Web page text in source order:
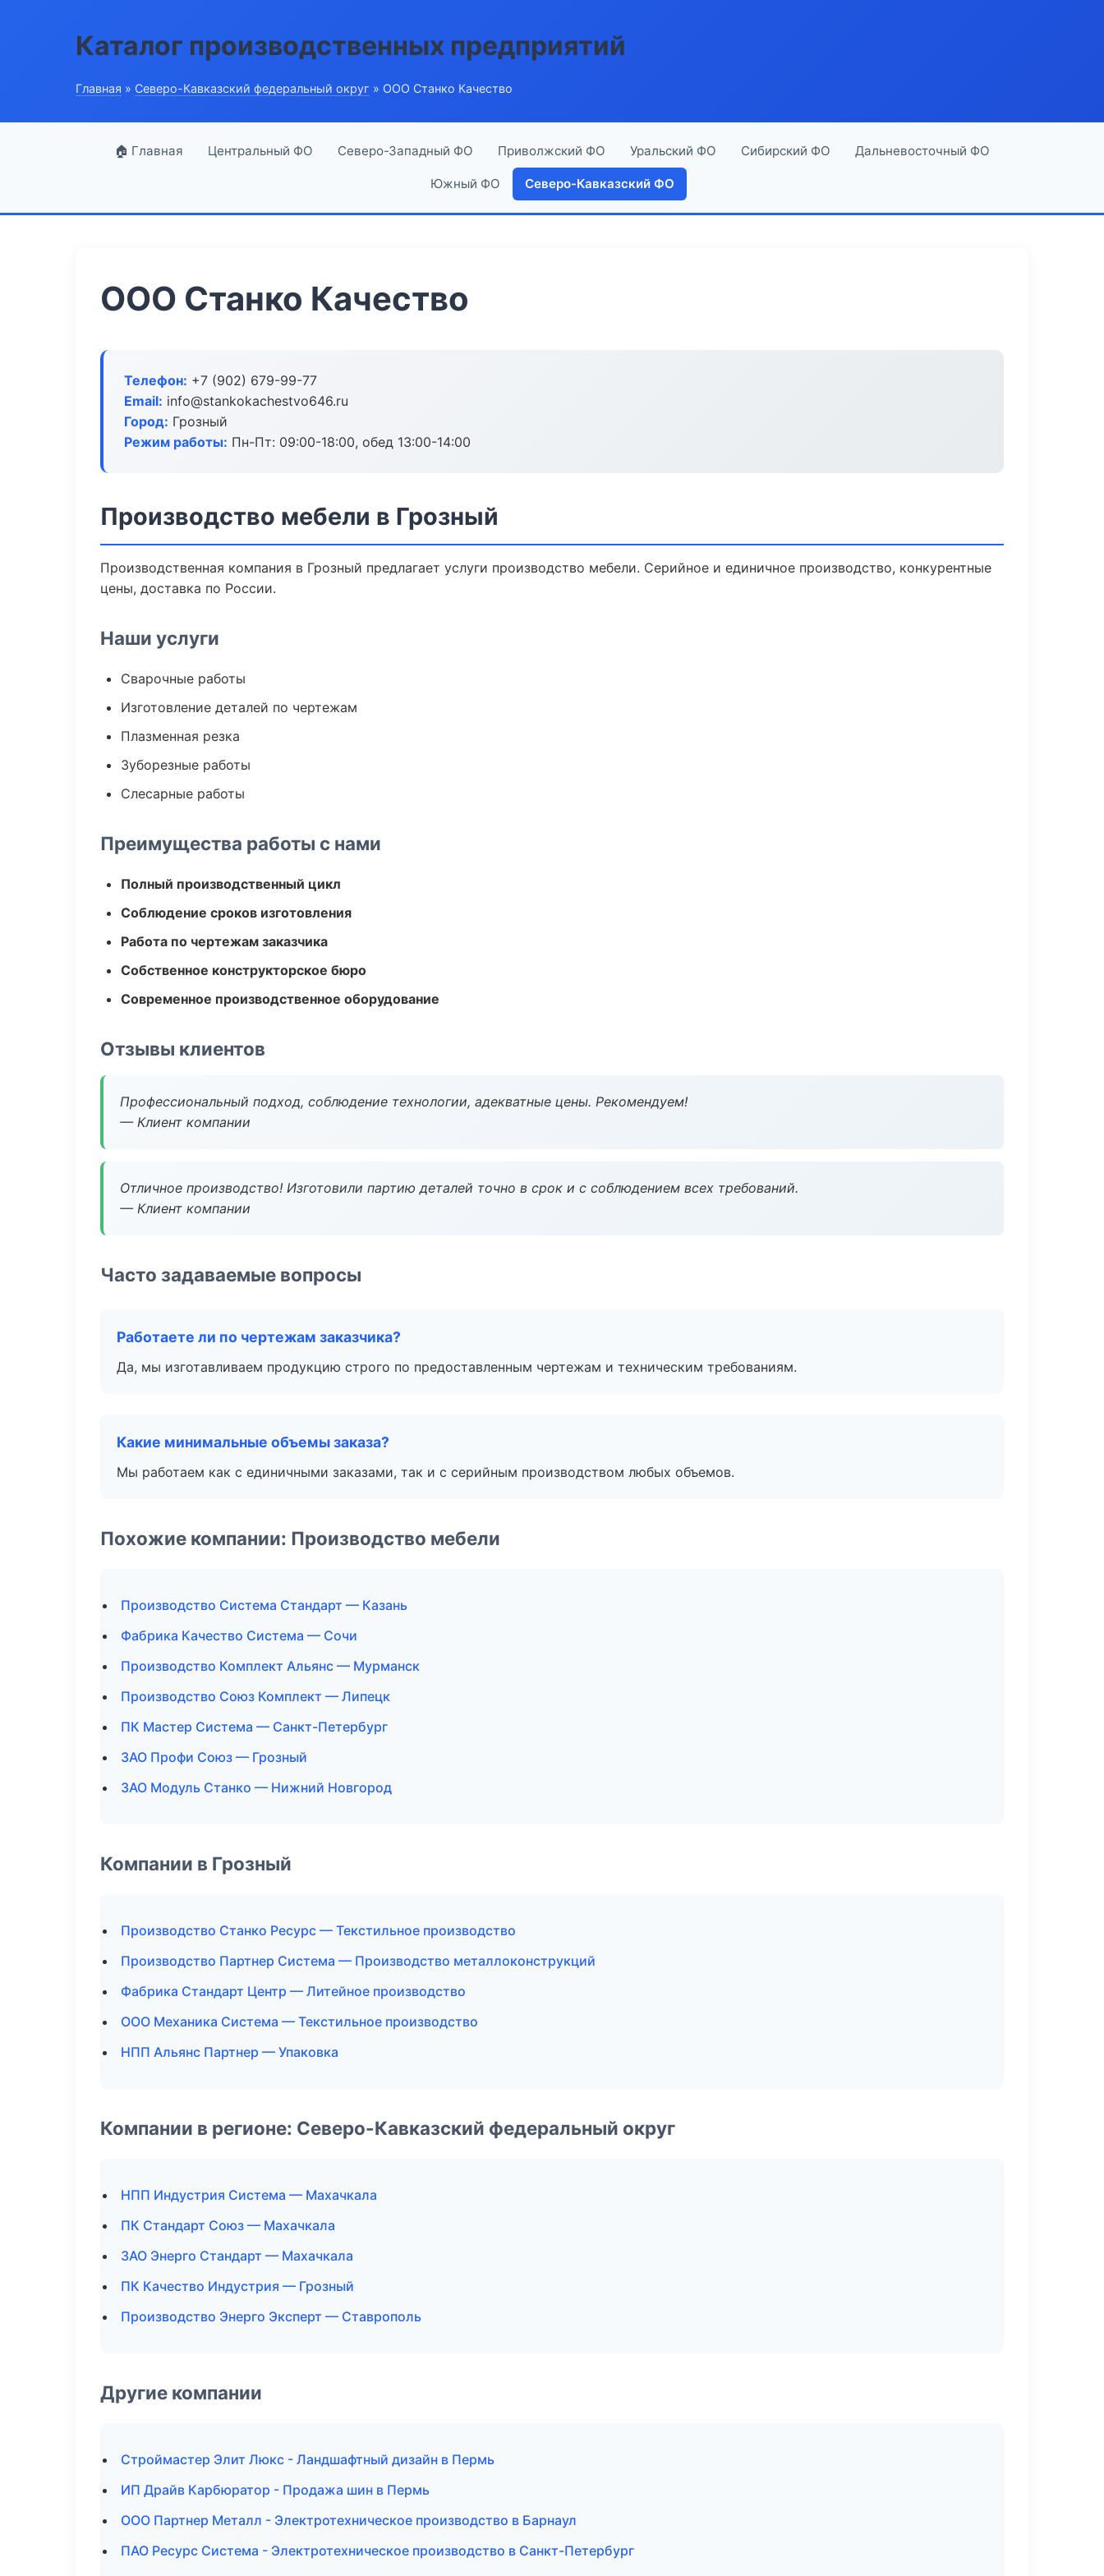
Каталог производственных предприятий
Главная » Северо-Кавказский федеральный округ » ООО Станко Качество
🏠 Главная Центральный ФО Северо-Западный ФО Приволжский ФО Уральский ФО Сибирский ФО Дальневосточный ФО
Южный ФО Северо-Кавказский ФО
ООО Станко Качество
Телефон: +7 (902) 679-99-77
Email: info@stankokachestvo646.ru
Город: Грозный
Режим работы: Пн-Пт: 09:00-18:00, обед 13:00-14:00
Производство мебели в Грозный
Производственная компания в Грозный предлагает услуги производство мебели. Серийное и единичное производство, конкурентные
цены, доставка по России.
Наши услуги
Сварочные работы
Изготовление деталей по чертежам
Плазменная резка
Зуборезные работы
Слесарные работы
Преимущества работы с нами
Полный производственный цикл
Соблюдение сроков изготовления
Работа по чертежам заказчика
Собственное конструкторское бюро
Современное производственное оборудование
Отзывы клиентов
Профессиональный подход, соблюдение технологии, адекватные цены. Рекомендуем!
— Клиент компании
Отличное производство! Изготовили партию деталей точно в срок и с соблюдением всех требований.
— Клиент компании
Часто задаваемые вопросы
Работаете ли по чертежам заказчика?
Да, мы изготавливаем продукцию строго по предоставленным чертежам и техническим требованиям.
Какие минимальные объемы заказа?
Мы работаем как с единичными заказами, так и с серийным производством любых объемов.
Похожие компании: Производство мебели
Производство Система Стандарт — Казань
Фабрика Качество Система — Сочи
Производство Комплект Альянс — Мурманск
Производство Союз Комплект — Липецк
ПК Мастер Система — Санкт-Петербург
ЗАО Профи Союз — Грозный
ЗАО Модуль Станко — Нижний Новгород
Компании в Грозный
Производство Станко Ресурс — Текстильное производство
Производство Партнер Система — Производство металлоконструкций
Фабрика Стандарт Центр — Литейное производство
ООО Механика Система — Текстильное производство
НПП Альянс Партнер — Упаковка
Компании в регионе: Северо-Кавказский федеральный округ
НПП Индустрия Система — Махачкала
ПК Стандарт Союз — Махачкала
ЗАО Энерго Стандарт — Махачкала
ПК Качество Индустрия — Грозный
Производство Энерго Эксперт — Ставрополь
Другие компании
Строймастер Элит Люкс - Ландшафтный дизайн в Пермь
ИП Драйв Карбюратор - Продажа шин в Пермь
ООО Партнер Металл - Электротехническое производство в Барнаул
ПАО Ресурс Система - Электротехническое производство в Санкт-Петербург